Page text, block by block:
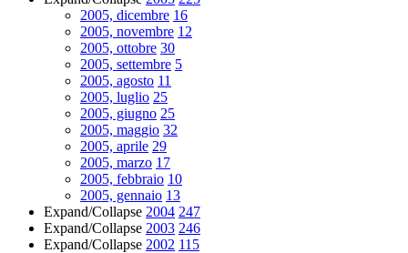
2005, dicembre 16
2005, novembre 12
2005, ottobre 30
2005, settembre 5
2005, agosto 11
2005, luglio 25
2005, giugno 25
2005, maggio 32
2005, aprile 29
2005, marzo 17
2005, febbraio 10
2005, gennaio 13
Expand/Collapse 2004 247
Expand/Collapse 2003 246
Expand/Collapse 2002 115